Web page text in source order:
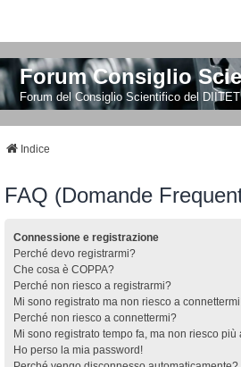
Forum Consiglio
Forum del Consiglio Scientifico del DIITET
Indice
FAQ (Domande
Connessione e registrazione
Perché devo registrarmi?
Che cosa è COPPA?
Perché non riesco a registrarmi?
Mi sono registrato ma non riesco a
Perché non riesco a connettermi?
Mi sono registrato tempo fa, ma non riesco più
Ho perso la mia password!